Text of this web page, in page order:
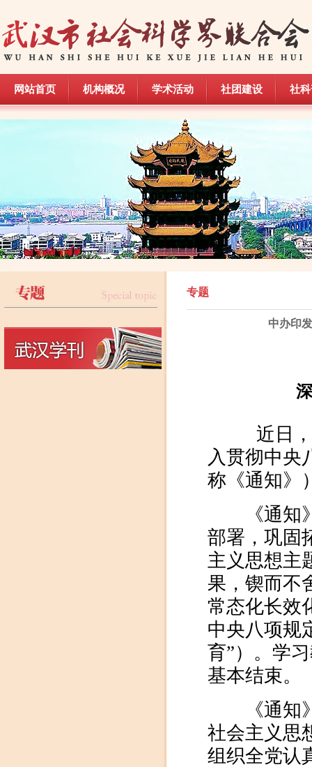
网站首页
网站首页
机构概况
机构概况
学术活动
学术活动
社团建设
社团建设
社
专题
中办印
近日，中
入贯彻中央
称《通知》
《通知》
部署，巩固
主义思想主
果，锲而不
常态化长效
中央八项规
育”）。学
基本结束。
《通知》
社会主义思
组织全党认